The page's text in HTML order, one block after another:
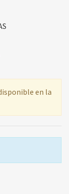
en la